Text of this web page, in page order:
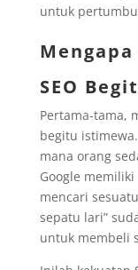
untuk
Mengapa
SEO
Pertama-tama,
begitu
mana orang
Google
mencari
sepatu lari”
untuk membeli